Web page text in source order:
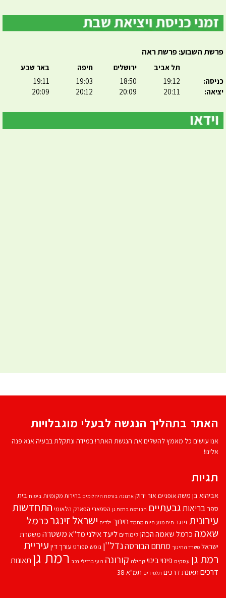
פרשת השבוע: פרשת ראה
כניסה:
יציאה:
תל אביב
19:12
20:11
ירושלים
18:50
20:09
חיפה
19:03
20:12
באר שבע
19:11
20:09
האתר בתהליך הנגשה לבעלי מוגבלויות
אנו עושים כל מאמץ להשלים את הנגשת האתר! במידה ונתקלת בבעיה אנא פנה
אלינו!
תגיות
אביהוא בן משהאופניים אור ירוק ארנונה בורסת היהלומים בחירות מקומיות ביטוח בית
ספרבריאותגבעתיים הבורסה ברמת גן הספארי הפארק הלאומי התחדשות
עירוניתזינגר חיה מנע חיות מחמד חינוך ילדים ישראל זינגרכרמל
שאמה כרמל שאמה הכהן לימודים ליעד אילנימד''אמשטרה משטרת
ישראל משרד החינוך מתחם הבורסהנדל''ן נופש ספורט עורך דין עיריית
רמת גן עסקים פינוי בינוי קהילה קורונה רועי ברזילי רכב רמת גן תאונות
דרכים תאונת דרכים תלמידים תמ"א 38